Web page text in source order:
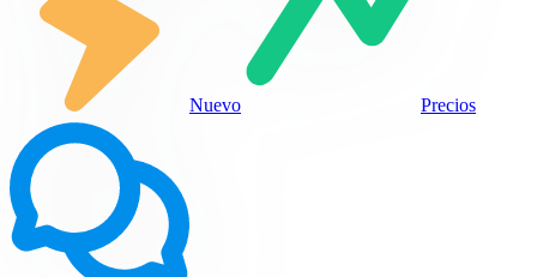
Nuevo Precios